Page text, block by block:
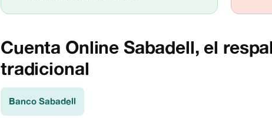
Cuenta Online Sabadell, el
tradicional
Banco Sabadell